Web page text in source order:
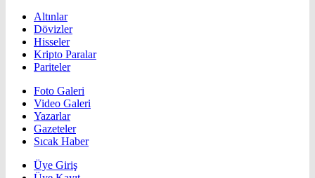
Altınlar
Dövizler
Hisseler
Kripto Paralar
Pariteler
Foto Galeri
Video Galeri
Yazarlar
Gazeteler
Sıcak Haber
Üye Giriş